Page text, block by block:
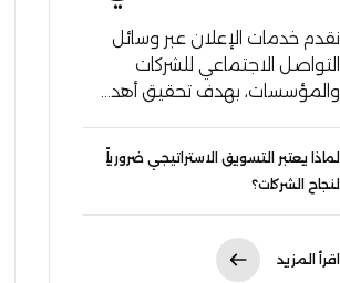
نقدم خدمات الإعلان عبر وسائل
التواصل الاجتماعي للشركات
والمؤسسات، بهدف تحقيق أهد...
لماذا يعتبر التسويق الاستراتيجي ضرورياً
لنجاح الشركات؟
اقرأ المزيد